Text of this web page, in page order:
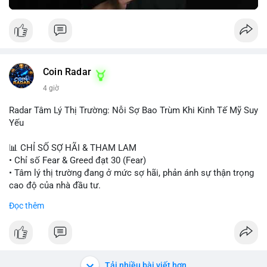
#vlikemarketindex42
Coin Radar
4 giờ
Radar Tâm Lý Thị Trường: Nỗi Sợ Bao Trùm Khi Kinh Tế Mỹ Suy
Yếu
📊 CHỈ SỐ SỢ HÃI & THAM LAM
• Chỉ số Fear & Greed đạt 30 (Fear)
• Tâm lý thị trường đang ở mức sợ hãi, phản ánh sự thận trọng
cao độ của nhà đầu tư.
📈 XU HƯỚNG TÌM KIẾM & THẢO LUẬN
CASHCAT, CRO.
Chainlink, Litecoin.
Đọc thêm